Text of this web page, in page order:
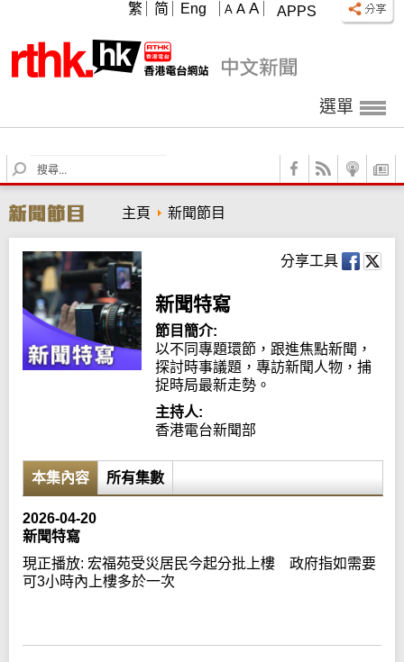
APPS
A A A
繁 简 Eng
選單
S
e
r
c
h
主頁 新聞節目
分享工具
新聞特寫
節目簡介:
以不同專題環節，跟進焦點新聞，
探討時事議題，專訪新聞人物，捕
捉時局最新走勢。
主持人:
香港電台新聞部
本集內容 所有集數
2026-04-20
新聞特寫
現正播放: 宏福苑受災居民今起分批上樓 政府指如需要
可3小時內上樓多於一次